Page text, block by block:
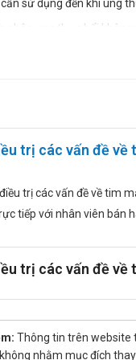
sử dụng đến khi ung
nhân ung thư phổi không
1 liều thuốc, người
thể trì hoãn hoặc
chỉnh liều khởi đầu
điều chỉnh liều thuốc ở
kể nên có thể không cần
và hiệu quả của
Alectinib;
trị các vấn đề về
trị các vấn đề về tim
tiếp với nhân viên bán
trị các vấn đề về
Thông tin trên website
nhằm mục đích